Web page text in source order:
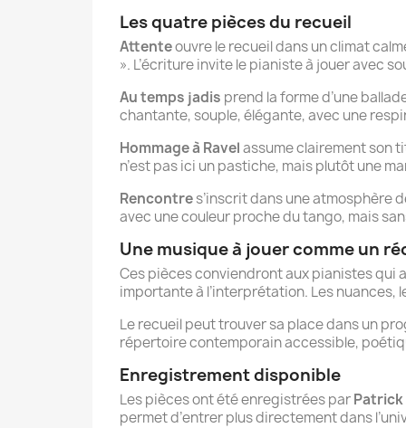
Les quatre pièces du recueil
Attenteouvre le recueil dans un climat
». L’écriture invite le pianiste à jouer avec
Au temps jadis prend la forme d’une
chantante, souple, élégante, avec une
Hommage à Ravelassume clairement son
n’est pas ici un pastiche, mais plutôt une
Rencontres’inscrit dans une atmosphère
avec une couleur proche du tango, mais
Une musique à jouer comme un
Ces pièces conviendront aux pianistes qui
importante à l’interprétation. Les
Le recueil peut trouver sa place dans un
répertoire contemporain accessible,
Enregistrement disponible
Les pièces ont été enregistrées parPatrick
permet d’entrer plus directement dans